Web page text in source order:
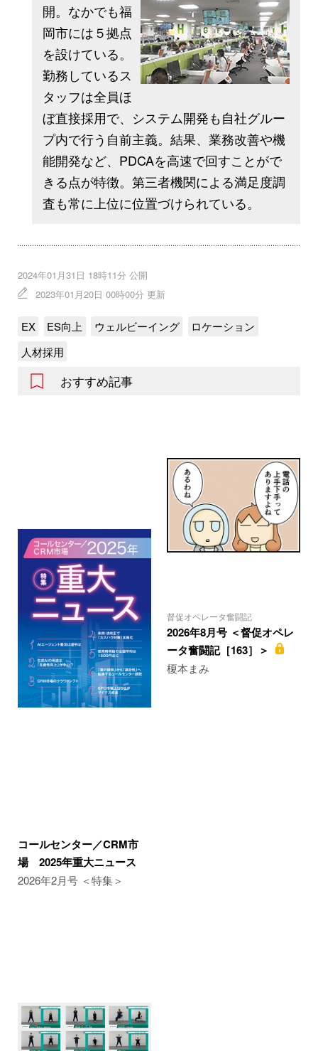
開。なかでも福
岡市には５拠点
を設けている。
勤務しているス
タッフは全員ほ
ぼ直接採用で、システム開発も自社グルー
プ内で行う自前主義。結果、業務改善や機
能開発など、PDCAを高速で回すことがで
きる点が特徴。第三者機関による満足度調
査も常に上位に位置づけられている。
2024年01月31日 18時11分 公開
2023年01月20日 00時00分 更新
EX ES向上 ウェルビーイング
ロケーション
人材採用
おすすめ記事
コールセンター／CRM市
場 2025年重大ニュース
2026年2月号 ＜特集＞
督促オペレータ奮闘記
2026年8月号 ＜督促オペレ
ータ奮闘記［163］＞
榎本まみ